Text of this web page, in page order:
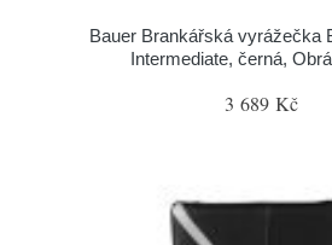
Bauer Brankářská vyrážečka
Intermediate, černá,
3 689 Kč